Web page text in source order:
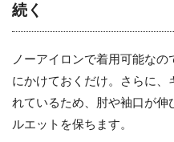
続く
ノーアイロンで着用可能な
にかけておくだけ。さらに
れているため、肘や袖口が
ルエットを保ちます。